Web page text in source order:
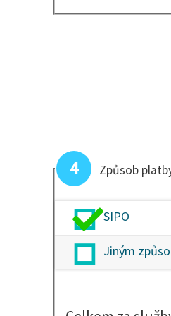
4 Způsob
SIPO
Jiným